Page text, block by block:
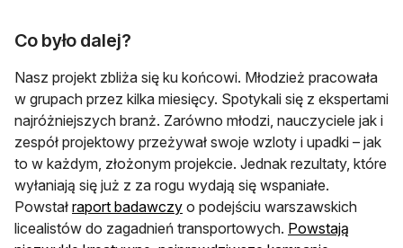
Co było dalej?
Nasz projekt zbliża się ku końcowi. Młodzież pracowała
w grupach przez kilka miesięcy. Spotykali się z ekspertami
najróżniejszych branż. Zarówno młodzi, nauczyciele jak i
zespół projektowy przeżywał swoje wzloty i upadki – jak
to w każdym, złożonym projekcie. Jednak rezultaty, które
wyłaniają się już z za rogu wydają się wspaniałe.
Powstał raport badawczyotwiera się w nowej karcie
o podejściu warszawskich
licealistów do zagadnień transportowych. Powstają